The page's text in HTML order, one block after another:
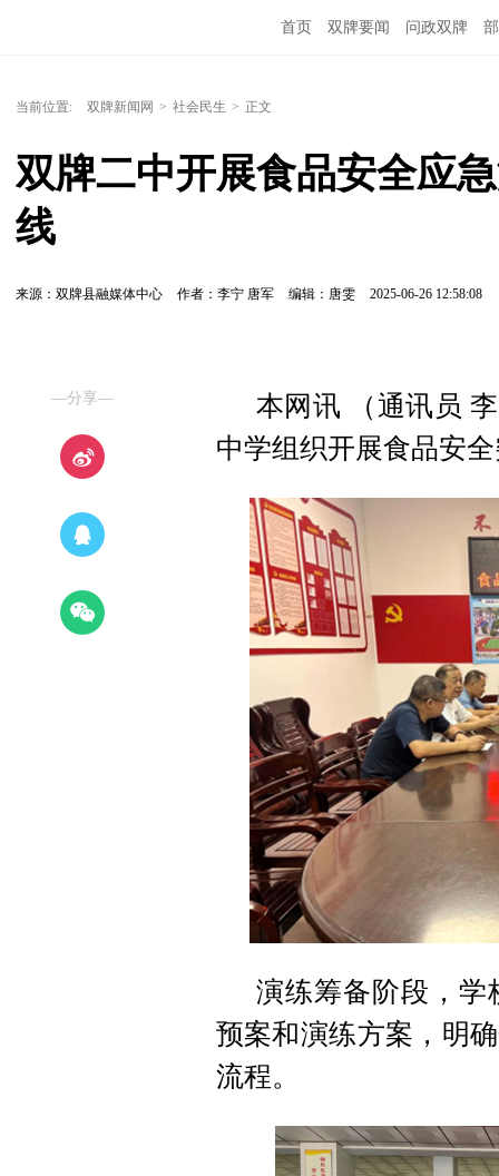
首页 双牌要闻 问政双牌
当前位置: 双牌新闻网 > 社会民生 > 正文
双牌二中开展食品安全应
线
来源：双牌县融媒体中心 作者：李宁 唐军 编辑：唐雯 2025-06-26 12:58:08
—分享—
本网讯 （通讯员
中学组织开展食品安
演练筹备阶段，学
预案和演练方案，明
流程。